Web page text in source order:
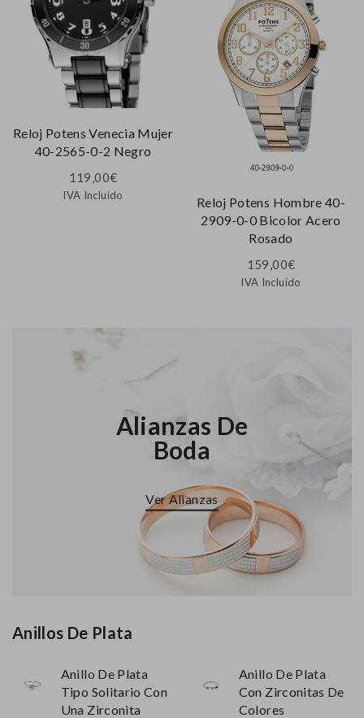
Reloj Potens Venecia Mujer
40-2565-0-2 Negro
119,00€
IVA Incluido
Reloj Potens Hombre 40-
2909-0-0 Bicolor Acero
Rosado
159,00€
IVA Incluido
Alianzas De
Boda
Ver Alianzas
Anillos De Plata
Anillo De Plata
Tipo Solitario Con
Una Zirconita
Anillo De Plata
Con Zirconitas De
Colores